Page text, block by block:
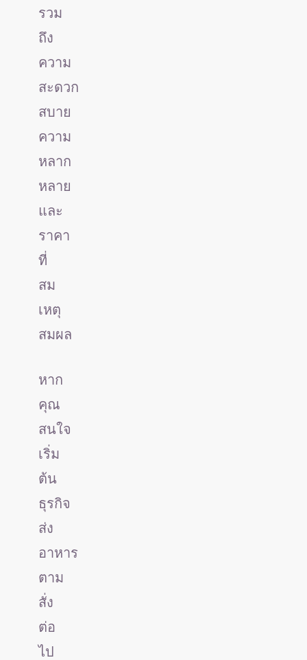
รวม
ถึง
ความ
สะดวก
สบาย
ความ
หลาก
หลาย
และ
ราคา
ที่
สม
เหตุ
สมผล
หาก
คุณ
สนใจ
เริ่ม
ต้น
ธุรกิจ
ส่ง
อาหาร
ตาม
สั่ง
ต่อ
ไป